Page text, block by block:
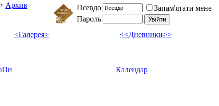
Архив Псевдо
Запам'ятати мене
Пароль
<Галерея>
<<Дневники>>
Календар